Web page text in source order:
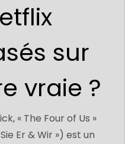
sur
vraie ?
« The Four of Us »
Er & Wir ») est un